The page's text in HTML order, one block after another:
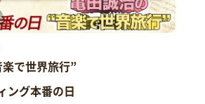
で世界旅行”
ング本番の日